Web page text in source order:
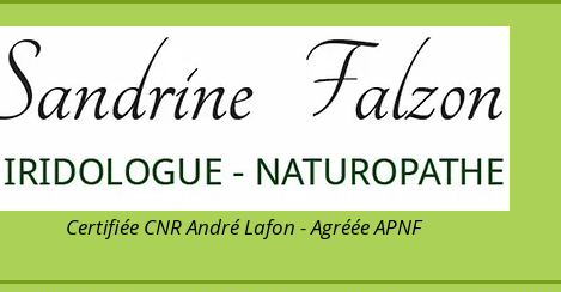
Certifiée CNR André Lafon - Agréée APNF